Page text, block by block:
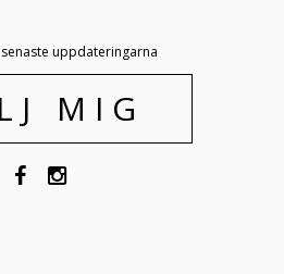
uppdateringarna
MIG